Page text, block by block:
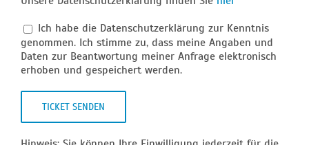
Ich habe die Datenschutzerklärung zur Kenntnis
genommen. Ich stimme zu, dass meine Angaben und
Daten zur Beantwortung meiner Anfrage elektronisch
erhoben und gespeichert werden.